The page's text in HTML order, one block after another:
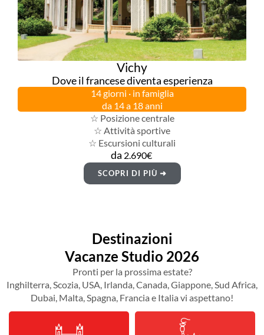
Vichy
Dove il francese diventa esperienza
14 giorni · in famiglia
da 14 a 18 anni
☆ Posizione centrale
☆ Attività sportive
☆ Escursioni culturali
da 2.690€
SCOPRI DI PIÙ ➜
Destinazioni
Vacanze Studio 2026
Pronti per la prossima estate?
Inghilterra, Scozia, USA, Irlanda, Canada, Giappone, Sud Africa,
Dubai, Malta, Spagna, Francia e Italia vi aspettano!